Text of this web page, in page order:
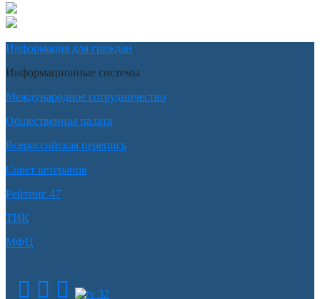
Информация для граждан
Информационные системы
Международное сотрудничество
Общественная палата
Всероссийская перепись
Совет ветеранов
Рейтинг 47
ТИК
МФЦ